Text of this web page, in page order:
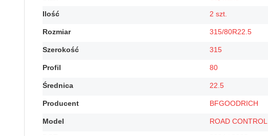
Ilość 2 szt.
Rozmiar 315/80R22.5
Szerokość 315
Profil 80
Średnica 22.5
Producent BFGOODRICH
Model ROAD